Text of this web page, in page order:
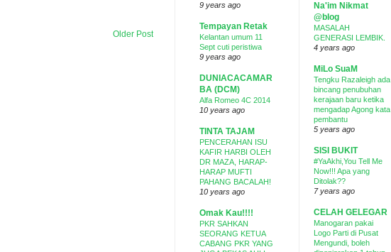
Older Post
9 years ago
Tempayan Retak
Kelantan umum 11
Sept cuti peristiwa
9 years ago
DUNIACACAMAR
BA (DCM)
Alfa Romeo 4C 2014
10 years ago
TINTA TAJAM
PENCERAHAN ISU
KAFIR HARBI OLEH
DR MAZA, HARAP-
HARAP MUFTI
PAHANG BACALAH!
10 years ago
Omak Kau!!!!
PKR SAHKAN
SEORANG KETUA
CABANG PKR YANG
Na'im Nikmat
@blog
MASALAH
GENERASI LEMBIK.
4 years ago
MiLo SuaM
Tengku Razaleigh ada
bincang penubuhan
kerajaan baru ketika
mengadap Agong kata
pembantu
5 years ago
SISI BUKIT
#YaAkhi,You Tell Me
Now!!! Apa yang
Ditolak??
7 years ago
CELAH GELEGAR
Manogaran pakai
Logo Parti di Pusat
Mengundi, boleh